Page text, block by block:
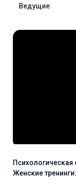
Ведущие
Психологическая
Женские